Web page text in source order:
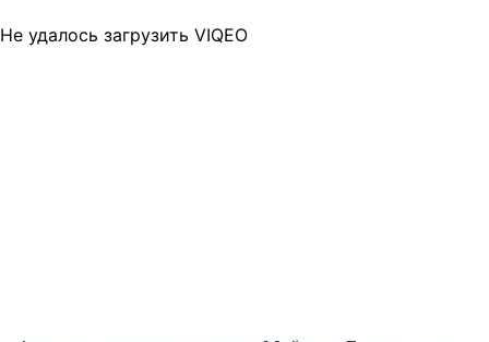
Не удалось загрузить VIQEO